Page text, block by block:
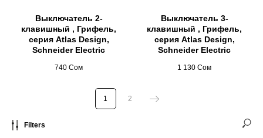
Выключатель 2-
клавишный , Грифель,
серия Atlas Design,
Schneider Electric
740 Сом
Выключатель 3-
клавишный , Грифель,
серия Atlas Design,
Schneider Electric
1 130 Сом
1 2
Filters